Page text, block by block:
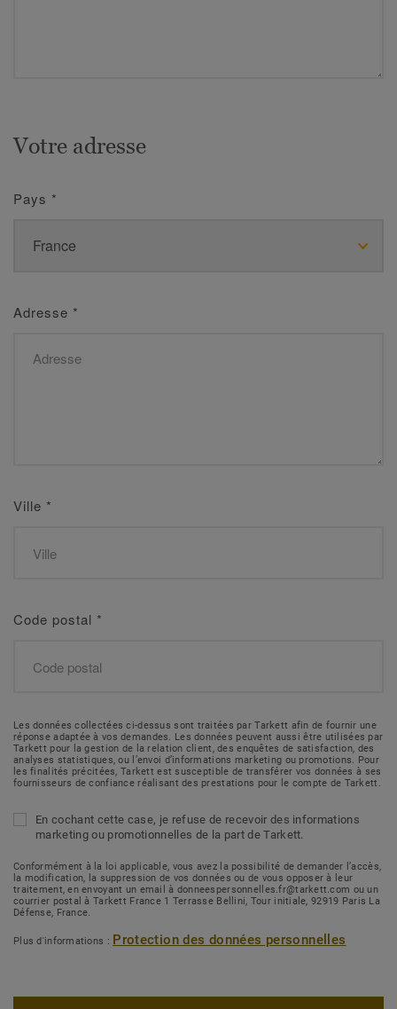
Votre adresse
Pays *
Adresse *
Ville *
Code postal *
Les données collectées ci-dessus sont traitées par Tarkett afin de fournir une
réponse adaptée à vos demandes. Les données peuvent aussi être utilisées par
Tarkett pour la gestion de la relation client, des enquêtes de satisfaction, des
analyses statistiques, ou l’envoi d’informations marketing ou promotions. Pour
les finalités précitées, Tarkett est susceptible de transférer vos données à ses
fournisseurs de confiance réalisant des prestations pour le compte de Tarkett.
En cochant cette case, je refuse de recevoir des informations
marketing ou promotionnelles de la part de Tarkett.
Conformément à la loi applicable, vous avez la possibilité de demander l’accès,
la modification, la suppression de vos données ou de vous opposer à leur
traitement, en envoyant un email à donneespersonnelles.fr@tarkett.com ou un
courrier postal à Tarkett France 1 Terrasse Bellini, Tour initiale, 92919 Paris La
Défense, France.
Plus d'informations : Protection des données personnelles